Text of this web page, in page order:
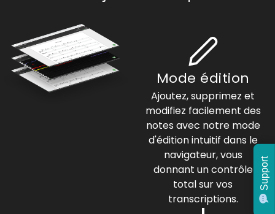
Mode édition
Ajoutez, supprimez et
modifiez facilement des
notes avec notre mode
d'édition intuitif dans le
navigateur, vous
donnant un contrôle
total sur vos
transcriptions.
Support